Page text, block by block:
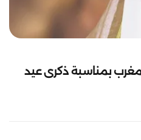
بمناسبة ذكرى عيد